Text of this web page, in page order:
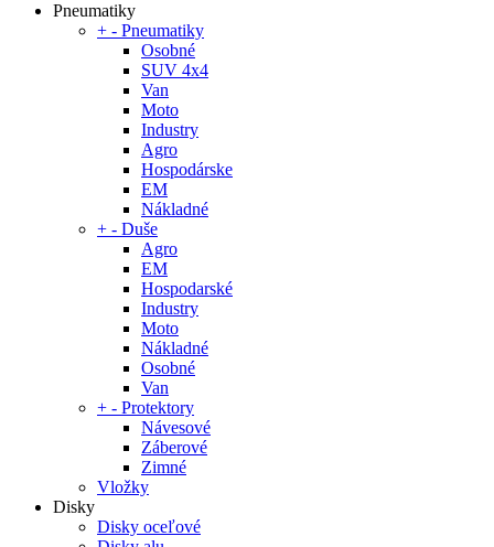
Pneumatiky
+ - Pneumatiky
Osobné
SUV 4x4
Van
Moto
Industry
Agro
Hospodárske
EM
Nákladné
+ - Duše
Agro
EM
Hospodarské
Industry
Moto
Nákladné
Osobné
Van
+ - Protektory
Návesové
Záberové
Zimné
Vložky
Disky
Disky oceľové